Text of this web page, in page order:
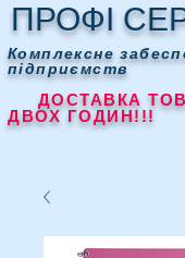
ПРОФІ
Комплексне
підприємств
ДОСТАВКА
ДВОХ ГОДИН!!!